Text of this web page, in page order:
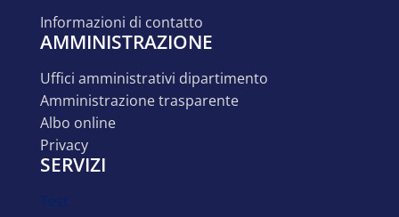
informazioni di contatto
AMMINISTRAZIONE
uffici amministrativi dipartimento
amministrazione trasparente
albo online
privacy
SERVIZI
test